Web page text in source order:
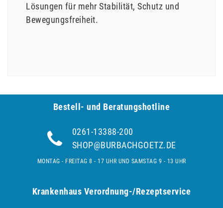
Lösungen für mehr Stabilität, Schutz und
Bewegungsfreiheit.
Bestell- und Be­ra­tungs­hot­line
0261-13388-200
SHOP@BURBACHGOETZ.DE
MONTAG - FREITAG 8 - 17 UHR UND SAMSTAG 9 - 13 UHR
Krankenhaus Verordnung-/Rezeptservice